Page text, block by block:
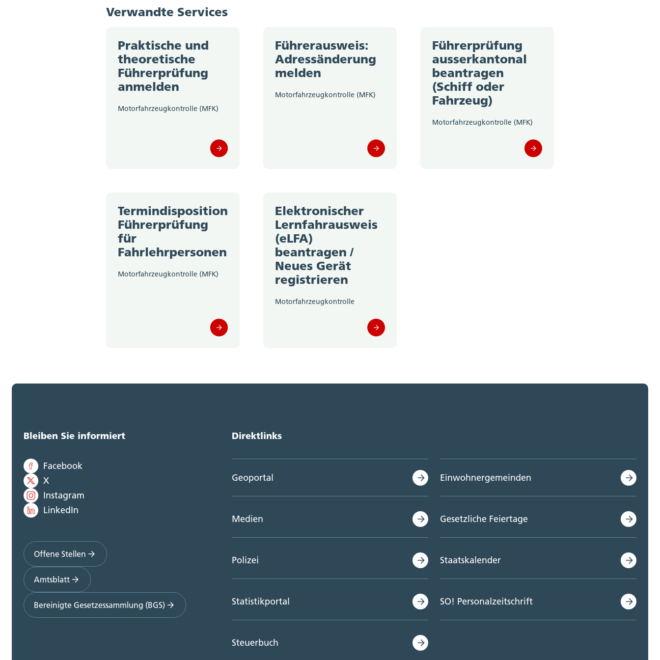
Verwandte Services
Praktische und
theoretische
Führerprüfung
anmelden
Motorfahrzeugkontrolle (MFK)
Führerausweis:
Adressänderung
melden
Motorfahrzeugkontrolle (MFK)
Führerprüfung
ausserkantonal
beantragen
(Schiff oder
Fahrzeug)
Motorfahrzeugkontrolle (MFK)
Termindisposition
Führerprüfung
für
Fahrlehrpersonen
Motorfahrzeugkontrolle (MFK)
Elektronischer
Lernfahrausweis
(eLFA)
beantragen /
Neues Gerät
registrieren
Motorfahrzeugkontrolle
Bleiben Sie informiert
Facebook
X
Instagram
LinkedIn
Offene Stellen
Amtsblatt
Bereinigte Gesetzessammlung (BGS)
Direktlinks
Geoportal
Medien
Polizei
Statistikportal
Steuerbuch
Einwohnergemeinden
Gesetzliche Feiertage
Staatskalender
SO! Personalzeitschrift